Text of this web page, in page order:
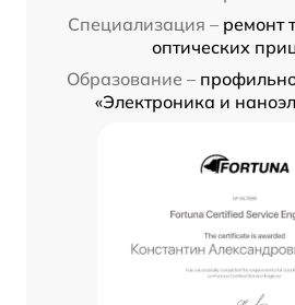
Специализация – ремонт
оптических
Образование –
«Электроника и